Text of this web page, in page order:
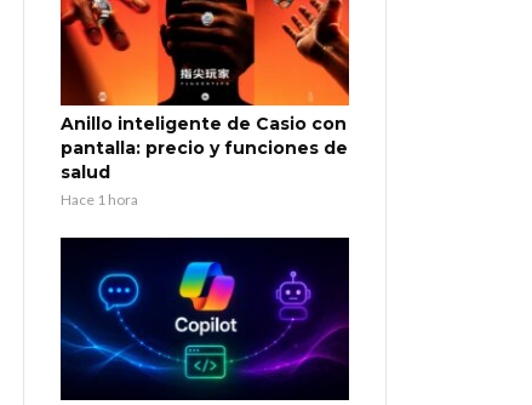
Anillo inteligente de Casio con
pantalla: precio y funciones de
salud
Hace 1 hora